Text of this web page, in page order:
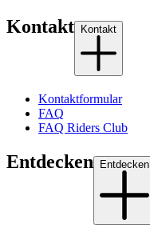
Kontakt Kontakt
Kontaktformular
FAQ
FAQ Riders Club
Entdecken Entdecken